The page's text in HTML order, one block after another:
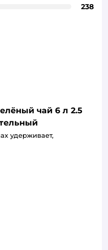
238
чай 6 л 2.5
удерживает,